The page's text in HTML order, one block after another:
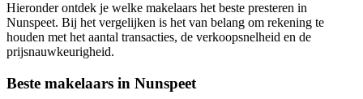
Hieronder ontdek je welke makelaars het beste presteren in
Nunspeet. Bij het vergelijken is het van belang om rekening te
houden met het aantal transacties, de verkoopsnelheid en de
prijsnauwkeurigheid.
Beste makelaars in Nunspeet